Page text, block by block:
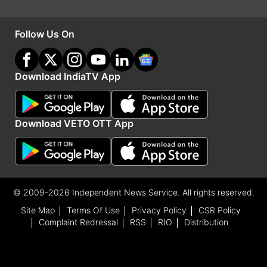
Follow Us On
Download IndiaTV App
Download VETO OTT App
© 2009-2026 Independent News Service. All rights reserved.
Site Map
Terms Of Use Privacy Policy
CSR Policy
Complaint Redressal
RSS RIO Distribution